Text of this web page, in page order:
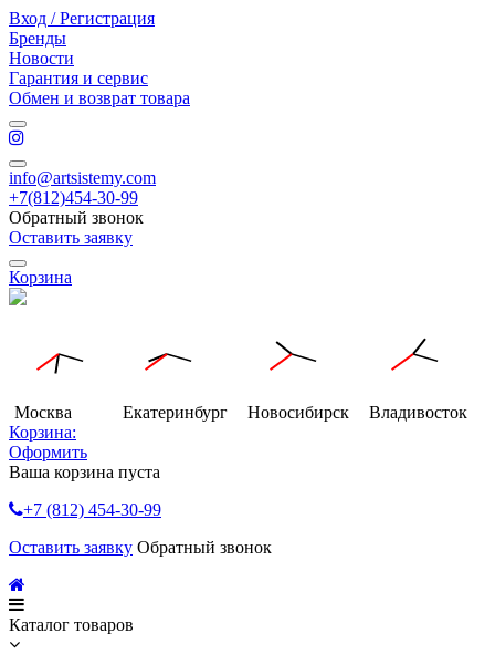
Вход / Регистрация
Бренды
Новости
Гарантия и сервис
Обмен и возврат товара
info@artsistemy.com
+7(812)454-30-99
Обратный звонок
Оставить заявку
Корзина
Москва Екатеринбург Новосибирск
Владивосток
Корзина:
Оформить
Ваша корзина пуста
+7 (812) 454-30-99
Оставить заявку Обратный звонок
Каталог товаров